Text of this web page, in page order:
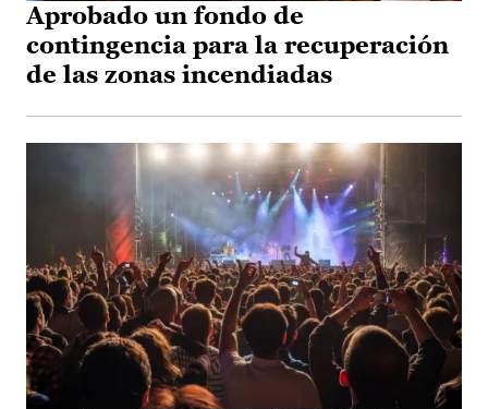
Aprobado un fondo de
contingencia para la recuperación
de las zonas incendiadas